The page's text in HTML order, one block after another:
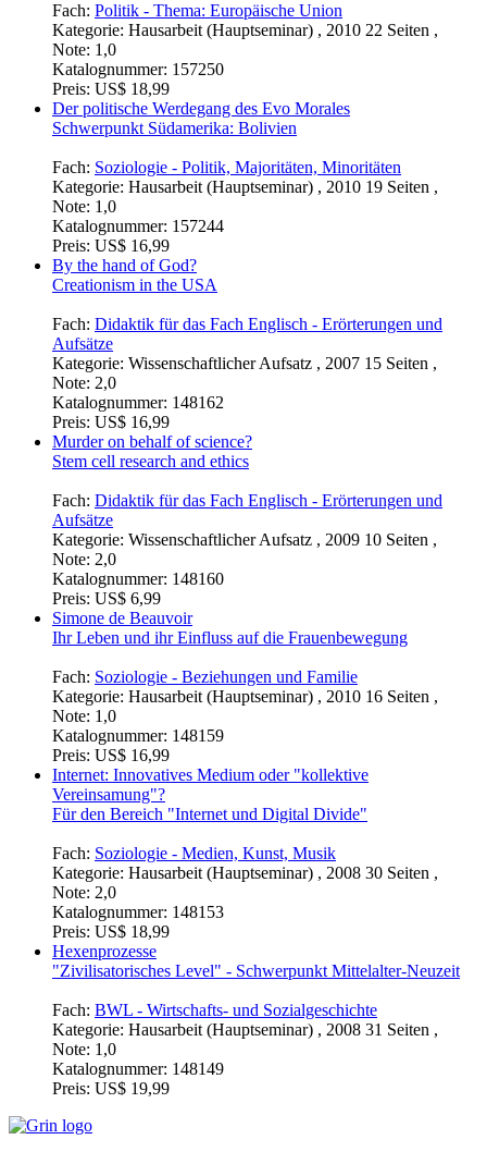
Fach: Politik - Thema: Europäische Union
Kategorie: Hausarbeit (Hauptseminar) , 2010 22 Seiten ,
Note: 1,0
Katalognummer: 157250
Preis: US$ 18,99
Der politische Werdegang des Evo Morales
Schwerpunkt Südamerika: Bolivien
Fach: Soziologie - Politik, Majoritäten, Minoritäten
Kategorie: Hausarbeit (Hauptseminar) , 2010 19 Seiten ,
Note: 1,0
Katalognummer: 157244
Preis: US$ 16,99
By the hand of God?
Creationism in the USA
Fach: Didaktik für das Fach Englisch - Erörterungen und
Aufsätze
Kategorie: Wissenschaftlicher Aufsatz , 2007 15 Seiten ,
Note: 2,0
Katalognummer: 148162
Preis: US$ 16,99
Murder on behalf of science?
Stem cell research and ethics
Fach: Didaktik für das Fach Englisch - Erörterungen und
Aufsätze
Kategorie: Wissenschaftlicher Aufsatz , 2009 10 Seiten ,
Note: 2,0
Katalognummer: 148160
Preis: US$ 6,99
Simone de Beauvoir
Ihr Leben und ihr Einfluss auf die Frauenbewegung
Fach: Soziologie - Beziehungen und Familie
Kategorie: Hausarbeit (Hauptseminar) , 2010 16 Seiten ,
Note: 1,0
Katalognummer: 148159
Preis: US$ 16,99
Internet: Innovatives Medium oder "kollektive
Vereinsamung"?
Für den Bereich "Internet und Digital Divide"
Fach: Soziologie - Medien, Kunst, Musik
Kategorie: Hausarbeit (Hauptseminar) , 2008 30 Seiten ,
Note: 2,0
Katalognummer: 148153
Preis: US$ 18,99
Hexenprozesse
"Zivilisatorisches Level" - Schwerpunkt Mittelalter-Neuzeit
Fach: BWL - Wirtschafts- und Sozialgeschichte
Kategorie: Hausarbeit (Hauptseminar) , 2008 31 Seiten ,
Note: 1,0
Katalognummer: 148149
Preis: US$ 19,99